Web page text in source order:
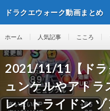
ドラクエウォーク動画まとめ
ホーム 人気記事 こころ
2021/11/11【ドラ
ュンケルやアトラ
レイトライドン